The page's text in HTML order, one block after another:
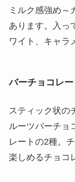
ミルク感強め～
あります。入っ
ワイト、キャラ
バーチョコレー
スティック状の
ルーツバーチョ
レートの2種。
楽しめるチョコ